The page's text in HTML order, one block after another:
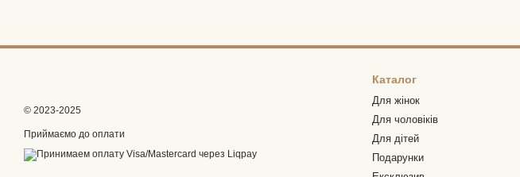
© 2023-2025
Приймаємо до оплати
Каталог
Для жінок
Для чоловіків
Для дітей
Подарунки